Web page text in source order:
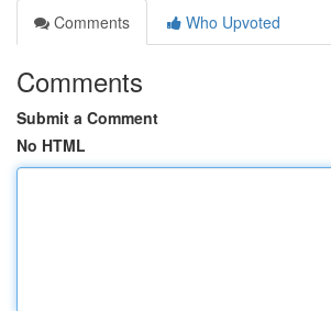
Comments
Who Upvoted
Comments
Submit a Comment
No HTML